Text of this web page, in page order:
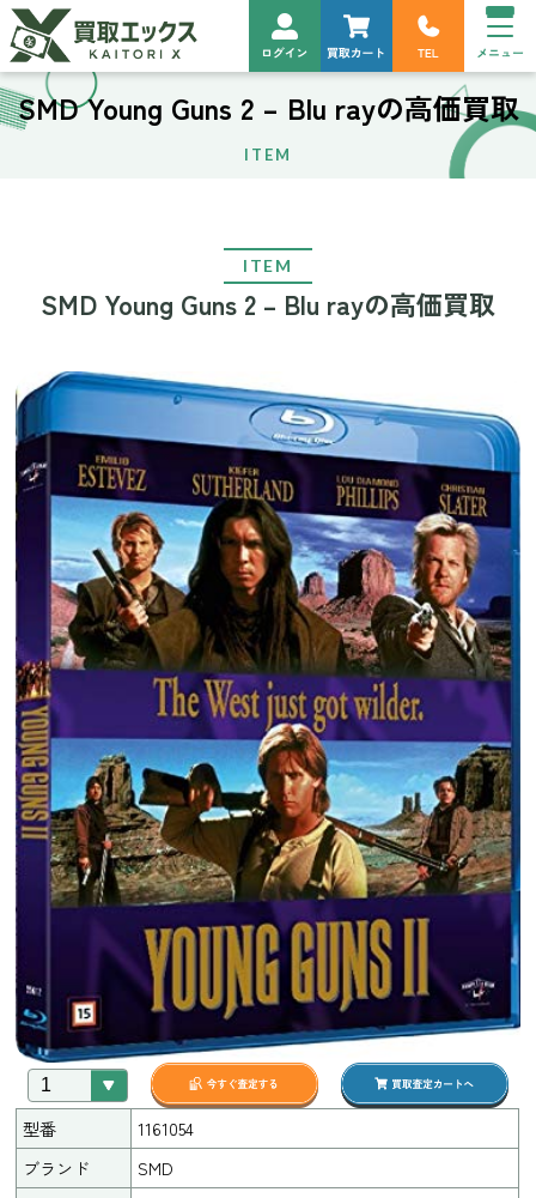
SMD Young Guns 2 – Blu rayの高価買取
ITEM
ITEM
SMD Young Guns 2 – Blu rayの高価買取
型番
1161054
ブランド
SMD